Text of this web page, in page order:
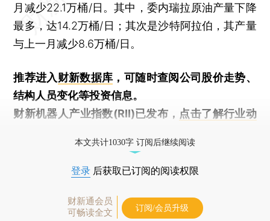
月减少22.1万桶/日。其中，委内瑞拉原油产量下降
最多，达14.2万桶/日；其次是沙特阿拉伯，其产量
与上一月减少8.6万桶/日。
推荐进入财新数据库 ，可随时查阅公司股价走势、
结构人员变化等投资信息。
财新机器人产业指数(RII)已发布， 点击了解行业动
本文共计1030字 订阅后继续阅读
登录 后获取已订阅的阅读权限
财新通会员
可畅读全文
订阅/会员升级